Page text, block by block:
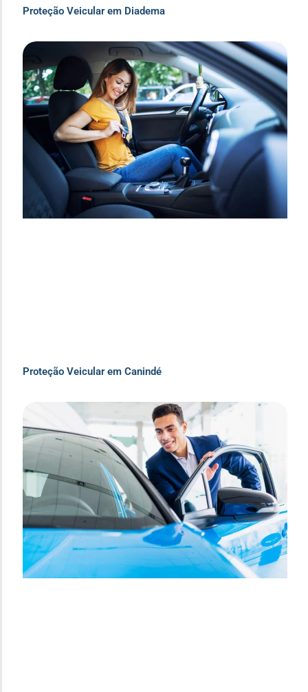
Proteção Veicular em Diadema
Proteção Veicular em Canindé